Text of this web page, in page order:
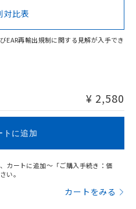
能性があります。
対比表
EAR再輸出規制に関する見解が入手でき
¥ 2,580
トに追加
カートに追加～「ご購入手続き：価
い。
カートをみる